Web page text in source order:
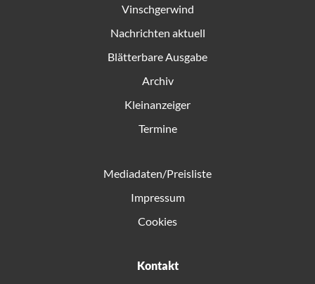
Vinschgerwind
Nachrichten aktuell
Blätterbare Ausgabe
Archiv
Kleinanzeiger
Termine
Mediadaten/Preisliste
Impressum
Cookies
Kontakt